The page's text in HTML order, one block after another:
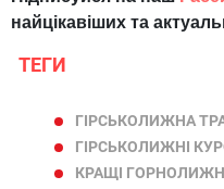
найцікавіших та
ТЕГИ
ГІРСЬКОЛИЖНА
ГІРСЬКОЛИЖНІ
КРАЩІ